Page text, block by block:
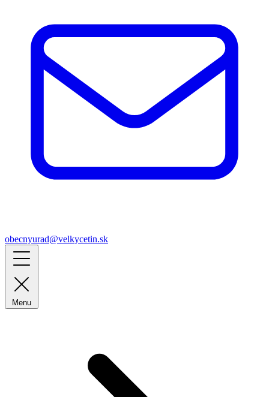
obecnyurad@velkycetin.sk
Menu